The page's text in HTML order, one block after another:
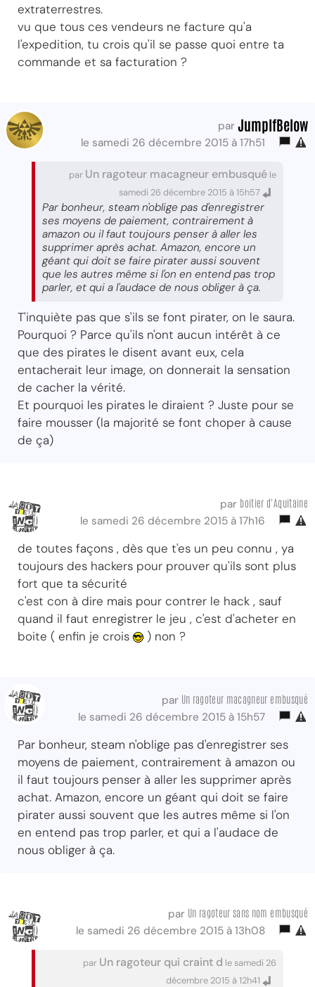
extraterrestres.
vu que tous ces vendeurs ne facture qu'a
l'expedition, tu crois qu'il se passe quoi entre ta
commande et sa facturation ?
par JumpIfBelow
le samedi 26 décembre 2015 à 17h51
par Un ragoteur macagneur embusqué le
samedi 26 décembre 2015 à 15h57
Par bonheur, steam n'oblige pas d'enregistrer
ses moyens de paiement, contrairement à
amazon ou il faut toujours penser à aller les
supprimer après achat. Amazon, encore un
géant qui doit se faire pirater aussi souvent
que les autres même si l'on en entend pas trop
parler, et qui a l'audace de nous obliger à ça.
T'inquiète pas que s'ils se font pirater, on le saura.
Pourquoi ? Parce qu'ils n'ont aucun intérêt à ce
que des pirates le disent avant eux, cela
entacherait leur image, on donnerait la sensation
de cacher la vérité.
Et pourquoi les pirates le diraient ? Juste pour se
faire mousser (la majorité se font choper à cause
de ça)
par boitier d'Aquitaine
le samedi 26 décembre 2015 à 17h16
de toutes façons , dès que t'es un peu connu , ya
toujours des hackers pour prouver qu'ils sont plus
fort que ta sécurité
c'est con à dire mais pour contrer le hack , sauf
quand il faut enregistrer le jeu , c'est d'acheter en
boite ( enfin je crois
) non ?
par Un ragoteur macagneur embusqué
le samedi 26 décembre 2015 à 15h57
Par bonheur, steam n'oblige pas d'enregistrer ses
moyens de paiement, contrairement à amazon ou
il faut toujours penser à aller les supprimer après
achat. Amazon, encore un géant qui doit se faire
pirater aussi souvent que les autres même si l'on
en entend pas trop parler, et qui a l'audace de
nous obliger à ça.
par Un ragoteur sans nom embusqué
le samedi 26 décembre 2015 à 13h08
par Un ragoteur qui craint d le samedi 26
décembre 2015 à 12h41